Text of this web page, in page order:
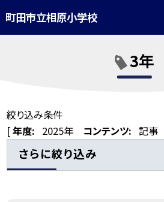
町田市立相原小学校
3年
絞り込み条件
[年度: 2025年 コンテンツ: 記事
さらに絞り込み